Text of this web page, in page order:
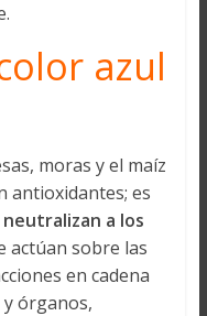
azul
moras y el maíz
antioxidantes; es
neutralizan a los
actúan sobre las
en cadena
órganos,